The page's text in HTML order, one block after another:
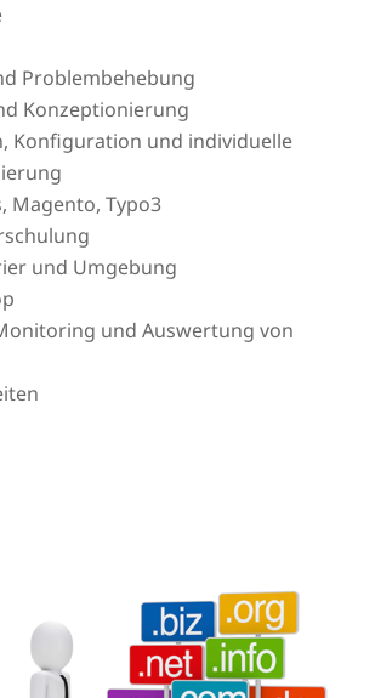
Problembehebung
Konzeptionierung
Konfiguration und individuelle
Magento, Typo3
und Umgebung
und Auswertung von